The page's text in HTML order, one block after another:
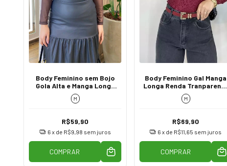
Body Feminino sem Bojo
Gola Alta e Manga Longa
de Tule Marrom
M
R$59,90
6 x de R$9,98 sem juros
COMPRAR
Body Feminino Gal Manga
Longa Renda Tranparente
Vinho
M
R$69,90
6 x de R$11,65 sem juros
COMPRAR